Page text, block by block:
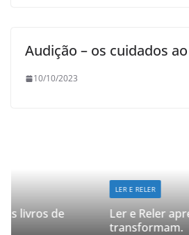
Audição – os cuidados
10/10/2023
Ler e Reler apresenta: a